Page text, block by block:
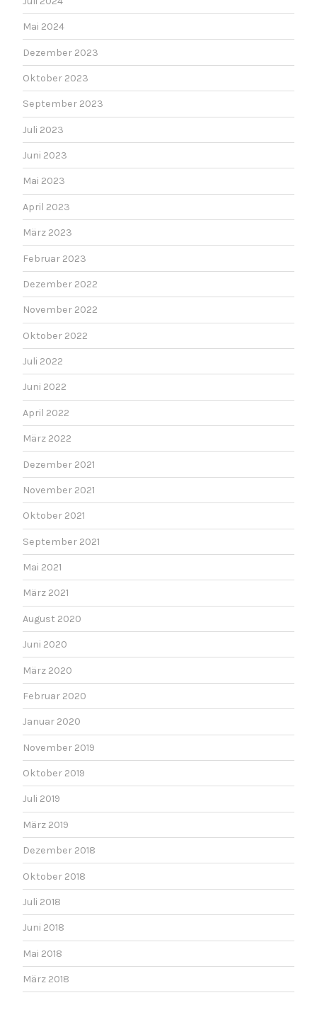
Mai 2024
Dezember 2023
Oktober 2023
September 2023
Juli 2023
Juni 2023
Mai 2023
April 2023
März 2023
Februar 2023
Dezember 2022
November 2022
Oktober 2022
Juli 2022
Juni 2022
April 2022
März 2022
Dezember 2021
November 2021
Oktober 2021
September 2021
Mai 2021
März 2021
August 2020
Juni 2020
März 2020
Februar 2020
Januar 2020
November 2019
Oktober 2019
Juli 2019
März 2019
Dezember 2018
Oktober 2018
Juli 2018
Juni 2018
Mai 2018
März 2018